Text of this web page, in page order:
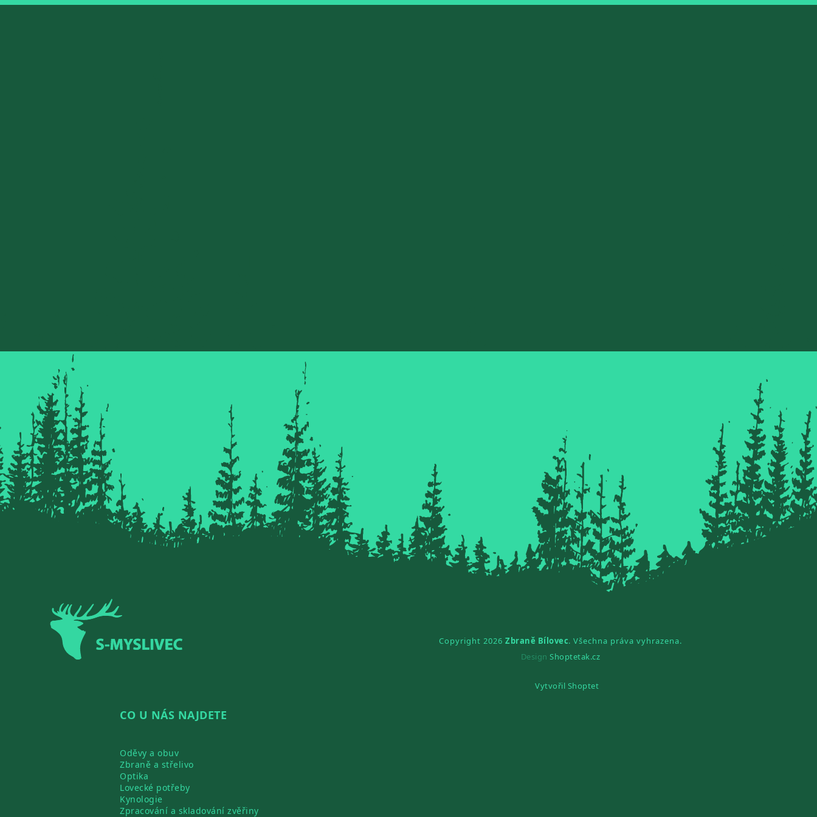
CO U NÁS NAJDETE
Oděvy a obuv
Zbraně a střelivo
Optika
Lovecké potřeby
Kynologie
Zpracování a skladování zvěřiny
Copyright 2026 Zbraně Bílovec. Všechna práva vyhrazena.
DesignShoptetak.cz
Vytvořil Shoptet